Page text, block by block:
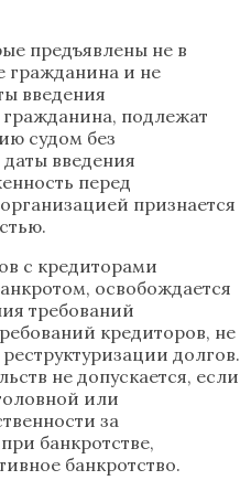
предъявлены не в
гражданина и не
введения
подлежат
судом без
введения
перед
признается
с кредиторами
освобождается
требований
кредиторов, не
долгов.
не допускается, если
или
за
банкротстве,
банкротство.